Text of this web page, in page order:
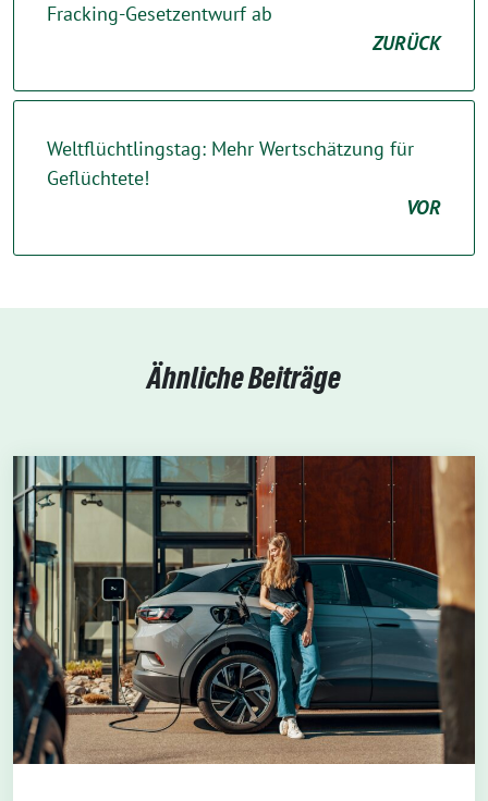
Fracking-Gesetzentwurf ab
ZURÜCK
Weltflüchtlingstag: Mehr Wertschätzung für
Geflüchtete!
VOR
Ähnliche Beiträge